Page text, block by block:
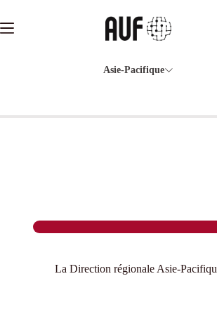
contenu
Asie-Pacifique
La Direction régionale Asie-